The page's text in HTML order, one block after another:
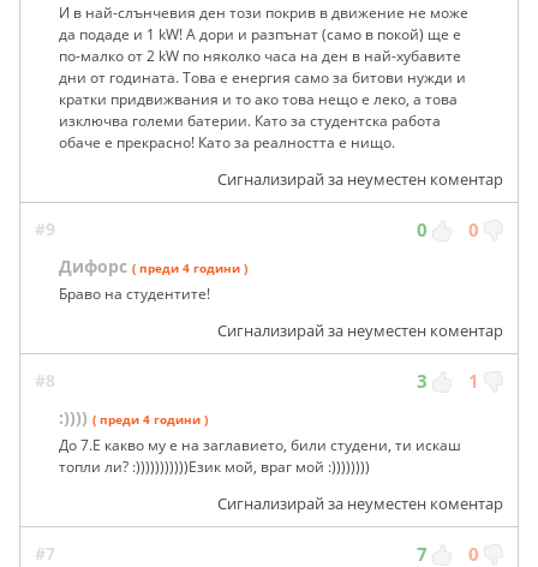
И в най-слънчевия ден този покрив в движение не може
да подаде и 1 kW! А дори и разпънат (само в покой) ще е
по-малко от 2 kW по няколко часа на ден в най-хубавите
дни от годината. Това е енергия само за битови нужди и
кратки придвижвания и то ако това нещо е леко, а това
изключва големи батерии. Като за студентска работа
обаче е прекрасно! Като за реалността е нищо.
Сигнализирай за неуместен коментар
#9 0 0
Дифорс ( преди 4 години )
Браво на студентите!
Сигнализирай за неуместен коментар
#8 3 1
:)))) ( преди 4 години )
До 7.Е какво му е на заглавието, били студени, ти искаш
топли ли? :)))))))))))Език мой, враг мой :))))))))
Сигнализирай за неуместен коментар
#7 7 0